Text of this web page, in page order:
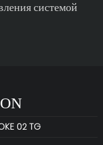
системой
02 TG